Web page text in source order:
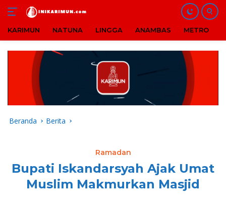
KARIMUN NATUNA LINGGA ANAMBAS METRO
Beranda Berita
Ramadan
Bupati Iskandarsyah Ajak Umat
Muslim Makmurkan Masjid